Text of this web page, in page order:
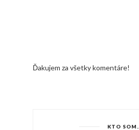
Ďakujem za všetky komentáre!
KTO SOM...